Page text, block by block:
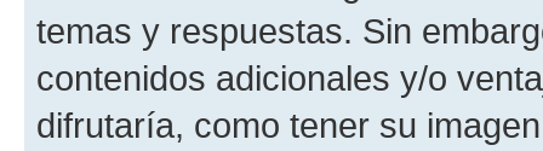
temas y respuestas. Sin
contenidos adicionales y/o
difrutaría, como tener su